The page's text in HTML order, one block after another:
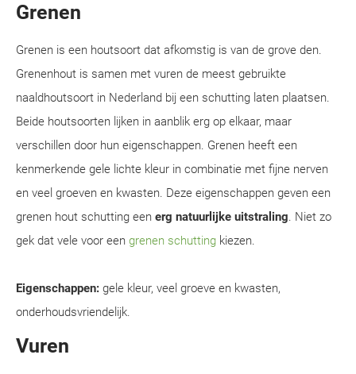
Grenen
Grenen is een houtsoort dat afkomstig is van de grove den.
Grenenhout is samen met vuren de meest gebruikte
naaldhoutsoort in Nederland bij een schutting laten plaatsen.
Beide houtsoorten lijken in aanblik erg op elkaar, maar
verschillen door hun eigenschappen. Grenen heeft een
kenmerkende gele lichte kleur in combinatie met fijne nerven
en veel groeven en kwasten. Deze eigenschappen geven een
grenen hout schutting een erg natuurlijke uitstraling. Niet zo
gek dat vele voor een grenen schutting kiezen.
Eigenschappen: gele kleur, veel groeve en kwasten,
onderhoudsvriendelijk.
Vuren